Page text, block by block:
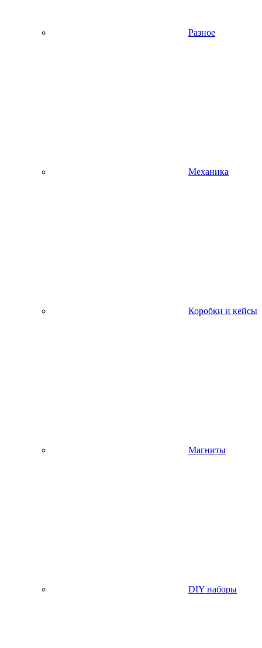
Разное
Механика
Коробки и кейсы
Магниты
DIY наборы